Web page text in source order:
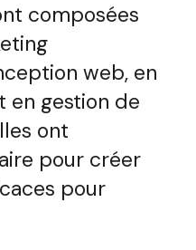
composées
web, en
en gestion de
ont
pour créer
pour